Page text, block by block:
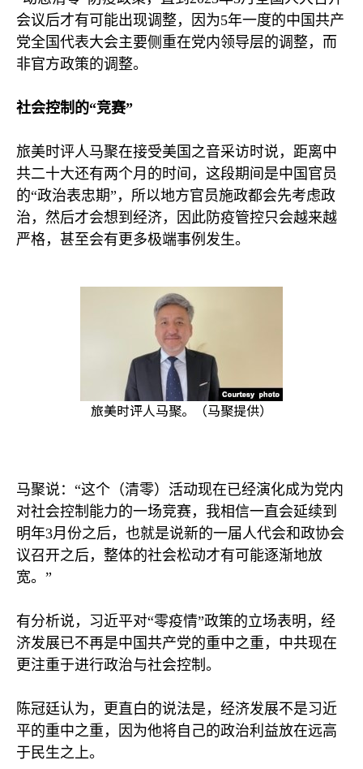
会议后才有可能出现调整，因为5年一度的中国共产
党全国代表大会主要侧重在党内领导层的调整，而
非官方政策的调整。
社会控制的“竞赛”
旅美时评人马聚在接受美国之音采访时说，距离中
共二十大还有两个月的时间，这段期间是中国官员
的“政治表忠期”，所以地方官员施政都会先考虑政
治，然后才会想到经济，因此防疫管控只会越来越
严格，甚至会有更多极端事例发生。
旅美时评人马聚。（马聚提供）
马聚说：“这个（清零）活动现在已经演化成为党内
对社会控制能力的一场竞赛，我相信一直会延续到
明年3月份之后，也就是说新的一届人代会和政协会
议召开之后，整体的社会松动才有可能逐渐地放
宽。”
有分析说，习近平对“零疫情”政策的立场表明，经
济发展已不再是中国共产党的重中之重，中共现在
更注重于进行政治与社会控制。
陈冠廷认为，更直白的说法是，经济发展不是习近
平的重中之重，因为他将自己的政治利益放在远高
于民生之上。